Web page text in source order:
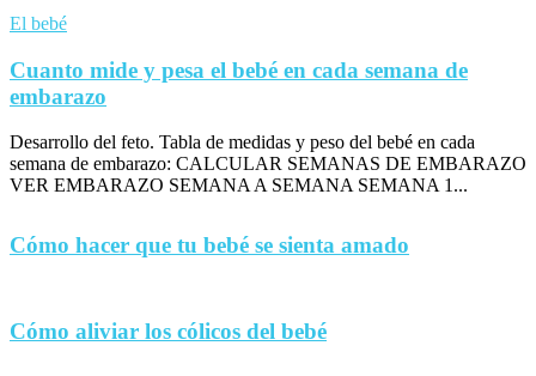
El bebé
Cuanto mide y pesa el bebé en cada semana de
embarazo
Desarrollo del feto. Tabla de medidas y peso del bebé en cada
semana de embarazo: CALCULAR SEMANAS DE EMBARAZO
VER EMBARAZO SEMANA A SEMANA SEMANA 1...
Cómo hacer que tu bebé se sienta amado
Cómo aliviar los cólicos del bebé